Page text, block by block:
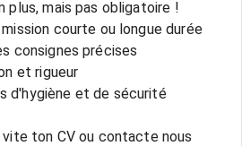
plus, mais pas obligatoire !
courte ou longue durée
consignes précises
et rigueur
d'hygiène et de sécurité
ton CV ou contacte nous